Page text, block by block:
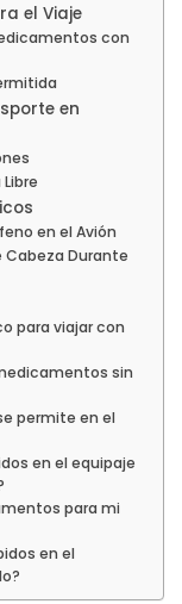
el Viaje
con
en
en el Avión
Cabeza Durante
para viajar con
sin
permite en el
en el equipaje
para mi
en el